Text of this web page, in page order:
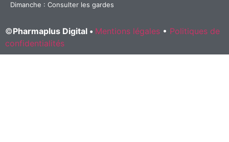
Dimanche : Consulter les gardes
©Pharmaplus Digital • Mentions légales • Politiques de
confidentialités